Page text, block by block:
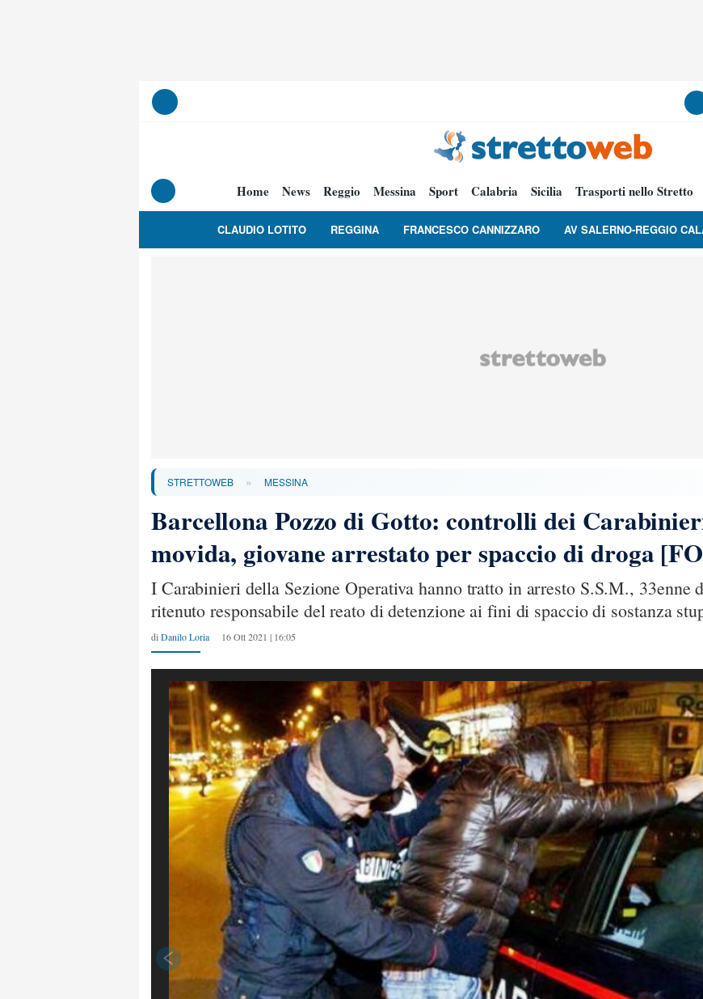
Home News Reggio Messina Sport Calabria Sicilia Trasporti nello Stretto
CLAUDIO LOTITO REGGINA FRANCESCO CANNIZZARO AV SALERNO-REGGIO
STRETTOWEB » MESSINA
Barcellona Pozzo di Gotto: controlli dei
movida, giovane arrestato per spaccio di droga
I Carabinieri della Sezione Operativa hanno tratto in arresto S.S.M., 33enne
ritenuto responsabile del reato di detenzione ai fini di spaccio di sostanza
di Danilo Loria 16 Ott 2021 | 16:05